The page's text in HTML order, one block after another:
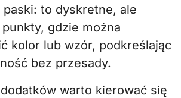
paski: to dyskretne, ale
gdzie można
kolor lub wzór, podkreślając
bez przesady.
warto kierować się